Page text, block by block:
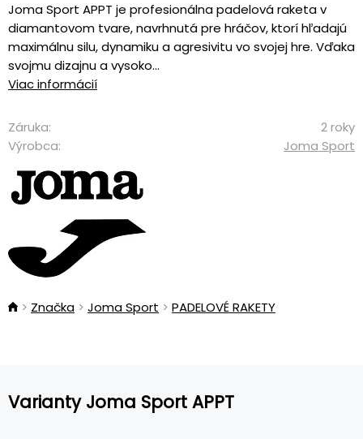
Joma Sport APPT je profesionálna padelová raketa v
diamantovom tvare, navrhnutá pre hráčov, ktorí hľadajú
maximálnu silu, dynamiku a agresivitu vo svojej hre. Vďaka
svojmu dizajnu a vysoko...
Viac informácií
Záruka:
2 roky
Výrobca:
Joma Sport
Značka Joma Sport PADELOVÉ RAKETY
Varianty Joma Sport APPT